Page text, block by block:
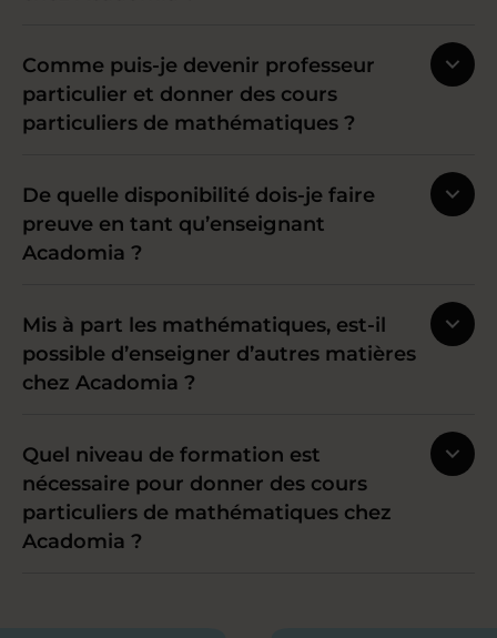
Comme puis-je devenir professeur
particulier et donner des cours
particuliers de mathématiques ?
De quelle disponibilité dois-je faire
preuve en tant qu’enseignant
Acadomia ?
Mis à part les mathématiques, est-il
possible d’enseigner d’autres matières
chez Acadomia ?
Quel niveau de formation est
nécessaire pour donner des cours
particuliers de mathématiques chez
Acadomia ?